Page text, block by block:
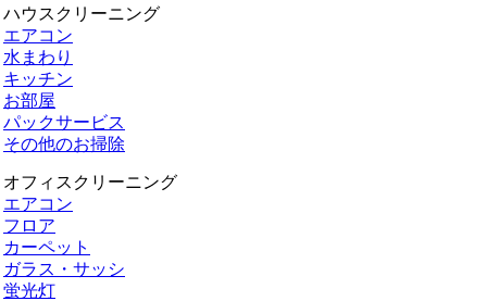
ハウスクリーニング
エアコン
水まわり
キッチン
お部屋
パックサービス
その他のお掃除
オフィスクリーニング
エアコン
フロア
カーペット
ガラス・サッシ
蛍光灯